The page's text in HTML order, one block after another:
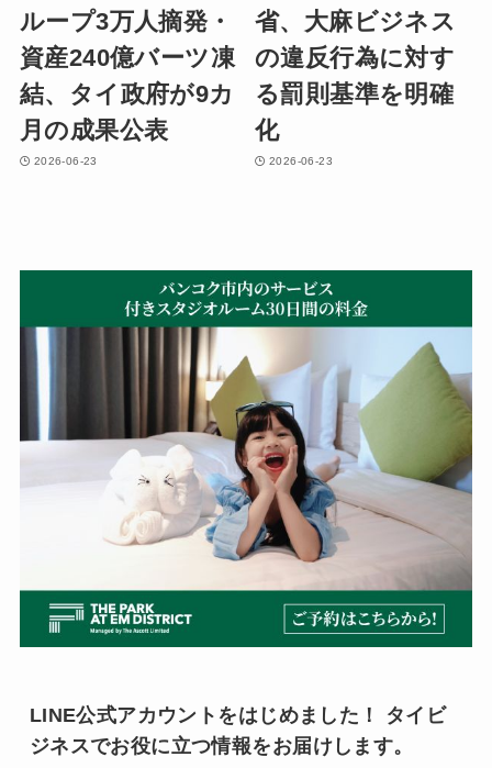
ループ3万人摘発・
資産240億バーツ凍
結、タイ政府が9カ
月の成果公表
2026-06-23
省、大麻ビジネス
の違反行為に対す
る罰則基準を明確
化
2026-06-23
LINE公式アカウントをはじめました！ タイビ
ジネスでお役に立つ情報をお届けします。